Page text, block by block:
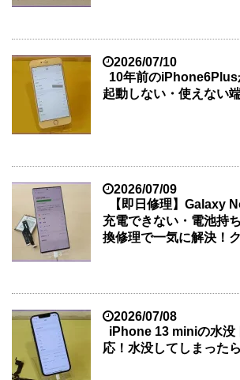
2026/07/10
10年前のiPhone6Plus
起動しない・使えない
2026/07/09
【即日修理】Galaxy
充電できない・電池持
換修理で一気に解決！
2026/07/08
iPhone 13 miniの水没
応！水没してしまった